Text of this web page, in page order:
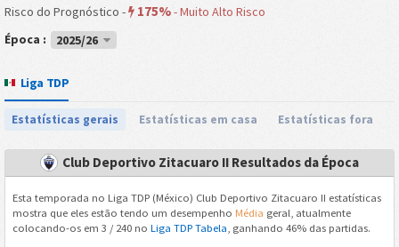
Risco do Prognóstico - 175%-Muito Alto Risco
Época :
2025/26
Liga TDP
Estatísticas gerais Estatísticas em casa Estatísticas fora
Club Deportivo Zitacuaro II Resultados da Época
Esta temporada no Liga TDP (México) Club Deportivo Zitacuaro II estatísticas
mostra que eles estão tendo um desempenho Média geral, atualmente
colocando-os em 3 / 240 no Liga TDP Tabela, ganhando 46% das partidas.